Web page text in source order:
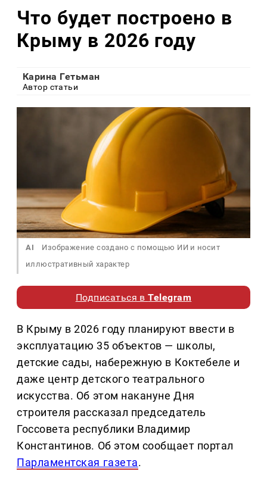
Что будет построено в
Крыму в 2026 году
Карина Гетьман
Автор статьи
AI
Изображение создано с помощью ИИ и носит
иллюстративный характер
Подписаться вTelegram
В Крыму в 2026 году планируют ввести в
эксплуатацию 35 объектов — школы,
детские сады, набережную в Коктебеле и
даже центр детского театрального
искусства. Об этом накануне Дня
строителя рассказал председатель
Госсовета республики Владимир
Константинов. Об этом сообщает портал
Парламентская газета.